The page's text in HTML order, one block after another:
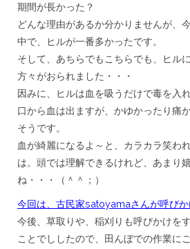
期間が長かった？
どんな理由があるか分かりませんが、
中で、ヒルが一番多かったです。
そして、あちらでもこちらでも、ヒル
方々がおられました・・・
因みに、ヒルは血を吸うだけで毒を入
口から血は出ますが、かゆかったり痛
そうです。
血が綺麗になるよ～と、カラカラ笑わ
は。頭では理解できるけれど、あまり
ね・・・（＾＾；）
今回は、古民家satoyamaさんが呼びか
今後、草取りや、稲刈りも呼びかけを
ことでししたので、田んぼでの作業に